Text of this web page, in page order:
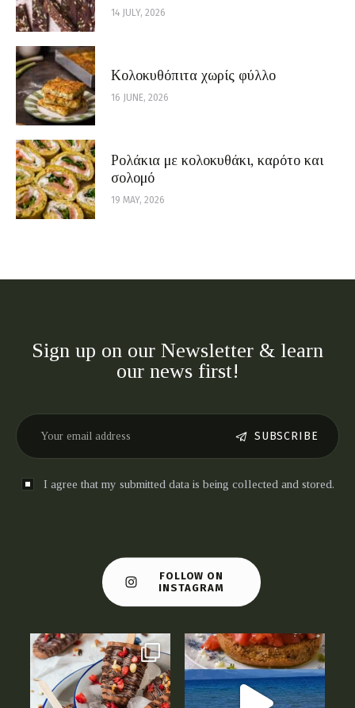
14 JULY, 2026
Κολοκυθόπιτα χωρίς φύλλο
16 JUNE, 2026
Ρολάκια με κολοκυθάκι, καρότο και
σολομό
19 MAY, 2026
Sign up on our Newsletter & learn
our news first!
SUBSCRIBE
I agree that my submitted data is being collected and stored.
FOLLOW ON
INSTAGRAM